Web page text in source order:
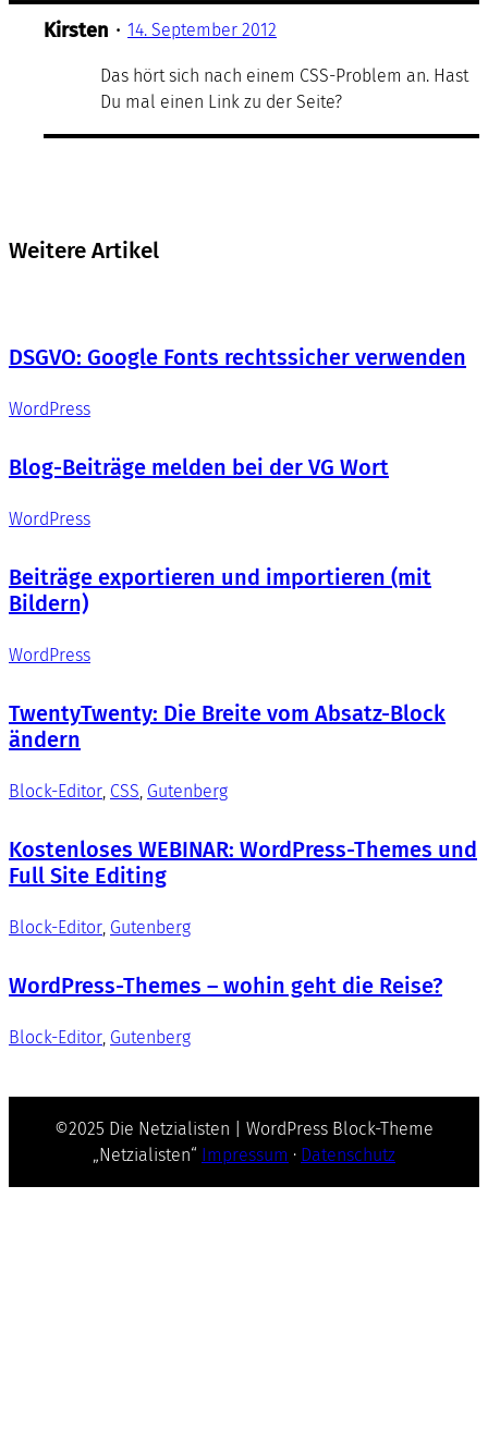
Kirsten • 14. September 2012
Das hört sich nach einem CSS-Problem an. Hast
Du mal einen Link zu der Seite?
Weitere Artikel
DSGVO: Google Fonts rechtssicher verwenden
WordPress
Blog-Beiträge melden bei der VG Wort
WordPress
Beiträge exportieren und importieren (mit
Bildern)
WordPress
TwentyTwenty: Die Breite vom Absatz-Block
ändern
Block-Editor, CSS, Gutenberg
Kostenloses WEBINAR: WordPress-Themes und
Full Site Editing
Block-Editor, Gutenberg
WordPress-Themes – wohin geht die Reise?
Block-Editor, Gutenberg
©2025 Die Netzialisten | WordPress Block-Theme
„Netzialisten“ Impressum · Datenschutz